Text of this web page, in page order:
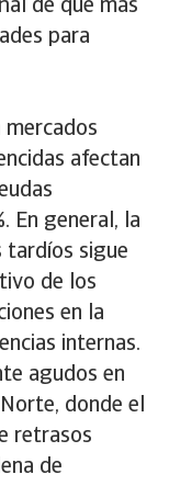
de que más
para
mercados
afectan
En general, la
tardíos sigue
de los
en la
internas.
agudos en
donde el
retrasos
de